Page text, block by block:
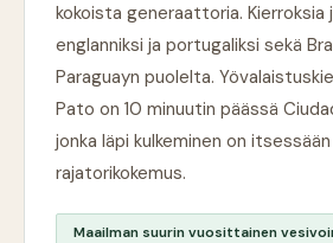
kokoista generaattoria.
englanniksi ja portugaliksi sekä
Paraguayn puolelta.
Pato on 10 minuutin päässä
jonka läpi kulkeminen on itsessään
rajatorikokemus.
Maailman suurin vuosittainen